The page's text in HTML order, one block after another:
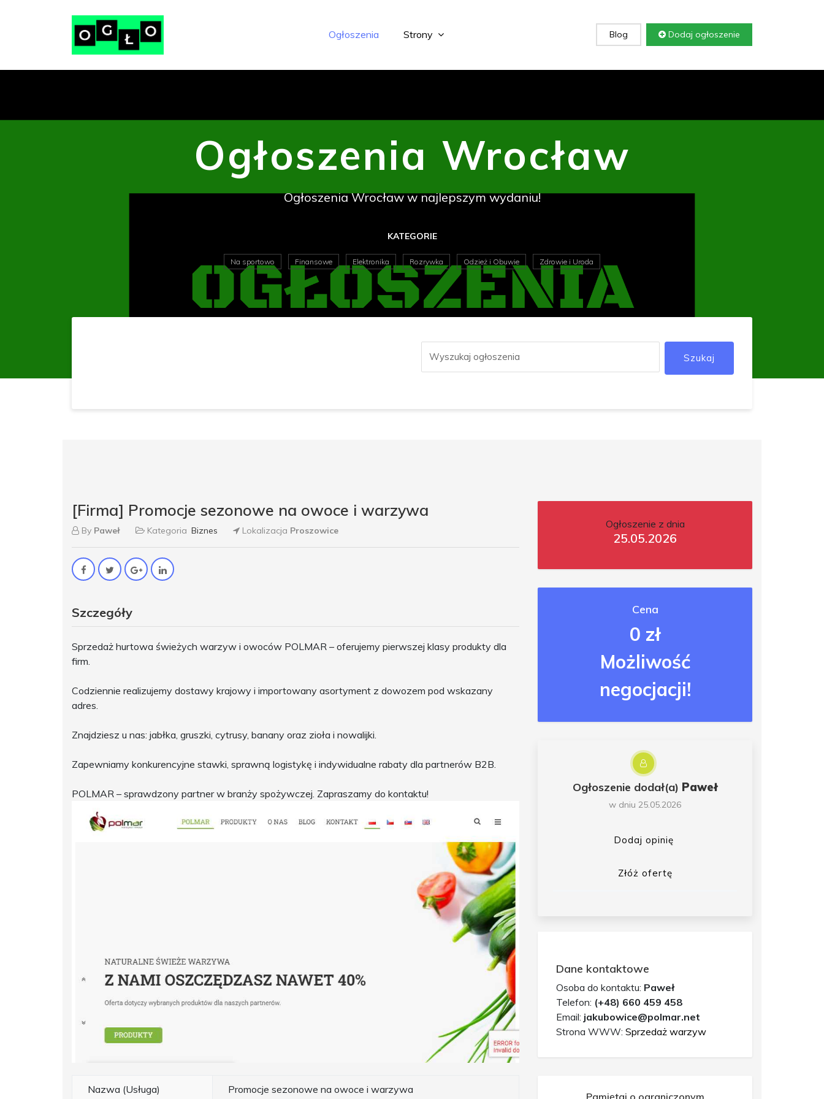
Ogłoszenia Strony Blog Dodaj ogłoszenie
Ogłoszenia Wrocław
Ogłoszenia Wrocław w najlepszym wydaniu!
KATEGORIE
Na sportowo Finansowe Elektronika Rozrywka Odzież i Obuwie Zdrowie i Uroda
Szukaj
[Firma] Promocje sezonowe na owoce i warzywa
By Paweł Kategoria Biznes Lokalizacja Proszowice
Szczegóły
Sprzedaż hurtowa świeżych warzyw i owoców POLMAR – oferujemy pierwszej klasy produkty dla
firm.
Codziennie realizujemy dostawy krajowy i importowany asortyment z dowozem pod wskazany
adres.
Znajdziesz u nas: jabłka, gruszki, cytrusy, banany oraz zioła i nowalijki.
Zapewniamy konkurencyjne stawki, sprawną logistykę i indywidualne rabaty dla partnerów B2B.
POLMAR – sprawdzony partner w branży spożywczej. Zapraszamy do kontaktu!
Nazwa (Usługa) Promocje sezonowe na owoce i warzywa
Ogłoszenie z dnia
25.05.2026
Cena
0 zł
Możliwość
negocjacji!
Ogłoszenie dodał(a) Paweł
w dniu 25.05.2026
Dodaj opinię
Złóż ofertę
Dane kontaktowe
Osoba do kontaktu: Paweł
Telefon: (+48) 660 459 458
Email: jakubowice@polmar.net
Strona WWW: Sprzedaż warzyw
Pamiętaj o ograniczonym